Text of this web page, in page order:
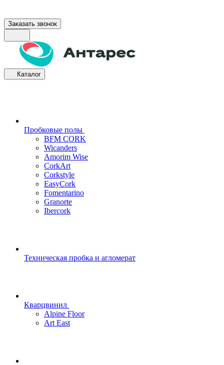
Заказать звонок
Каталог
Пробковые полы
BFM CORK
Wicanders
Amorim Wise
CorkArt
Corkstyle
EasyCork
Fomentarino
Granorte
Ibercork
Техническая пробка и агломерат
Кварцвинил
Alpine Floor
Art East